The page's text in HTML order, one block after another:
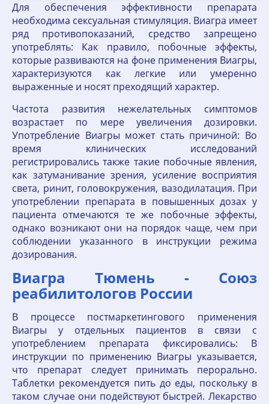
Для обеспечения эффективности препарата
необходима сексуальная стимуляция. Виагра имеет
ряд противопоказаний, средство запрещено
употреблять: Как правило, побочные эффекты,
которые развиваются на фоне применения Виагры,
характеризуются как легкие или умеренно
выраженные и носят преходящий характер.
Частота развития нежелательных симптомов
возрастает по мере увеличения дозировки.
Употребление Виагры может стать причиной: Во
время клинических исследований
регистрировались также такие побочные явления,
как затуманивание зрения, усиление восприятия
света, ринит, головокружения, вазодилатация. При
употреблении препарата в повышенных дозах у
пациента отмечаются те же побочные эффекты,
однако возникают они на порядок чаще, чем при
соблюдении указанного в инструкции режима
дозирования.
Виагра Тюмень - Союз
реабилитологов России
В процессе постмаркетингового применения
Виагры у отдельных пациентов в связи с
употреблением препарата фиксировались: В
инструкции по применению Виагры указывается,
что препарат следует принимать перорально.
Таблетки рекомендуется пить до еды, поскольку в
таком случае они подействуют быстрей. Лекарство